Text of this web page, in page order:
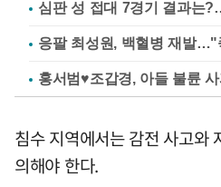
심판 성 접대 7경기 결과는
응팔 최성원, 백혈병 재발…"
홍서범♥조갑경, 아들 불륜
침수 지역에서는 감전 사고와
의해야 한다.